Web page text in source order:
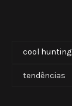
cool hunting
tendências